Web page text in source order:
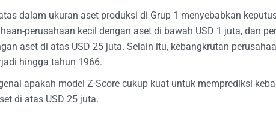
dalam ukuran aset produksi di Grup 1 menyebabkan
perusahaan kecil dengan aset di bawah USD 1 juta, dan
aset di atas USD 25 juta. Selain itu, kebangkrutan
hingga tahun 1966.
apakah model Z-Score cukup kuat untuk memprediksi
di atas USD 25 juta.